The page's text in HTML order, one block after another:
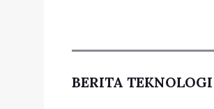
BERITA TEKNOLOGI